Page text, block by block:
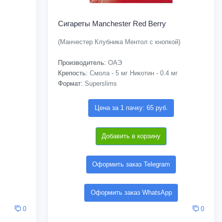
0
Сигареты Manchester Red Berry
(Манчестер Клубника Ментол с кнопкой)
Производитель: ОАЭ
Крепость: Смола - 5 мг Никотин - 0.4 мг
Формат: Superslims
Цена за 1 пачку: 65 руб.
Добавить в корзину
Оформить заказ Telegram
Оформить заказ WhatsApp
0